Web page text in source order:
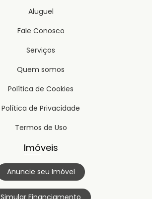
Aluguel
Fale Conosco
Serviços
Quem somos
Política de Cookies
Política de Privacidade
Termos de Uso
Imóveis
Anuncie seu Imóvel
Simular Financiamento